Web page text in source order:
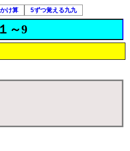
かけ算 5ずつ覚える九九
～9